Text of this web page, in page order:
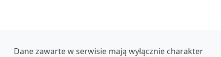
Dane zawarte w serwisie mają wyłącznie charakter